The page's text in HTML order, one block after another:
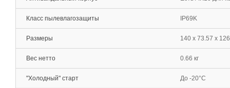
Класс пылевлагозащиты IP69K
Размеры 140 x 73.57 х
Вес нетто 0.66 кг
"Холодный" старт До -20°С